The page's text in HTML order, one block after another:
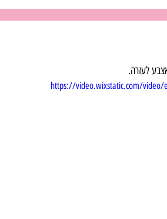
לעזרה.
https://video.wixstatic.com/video/